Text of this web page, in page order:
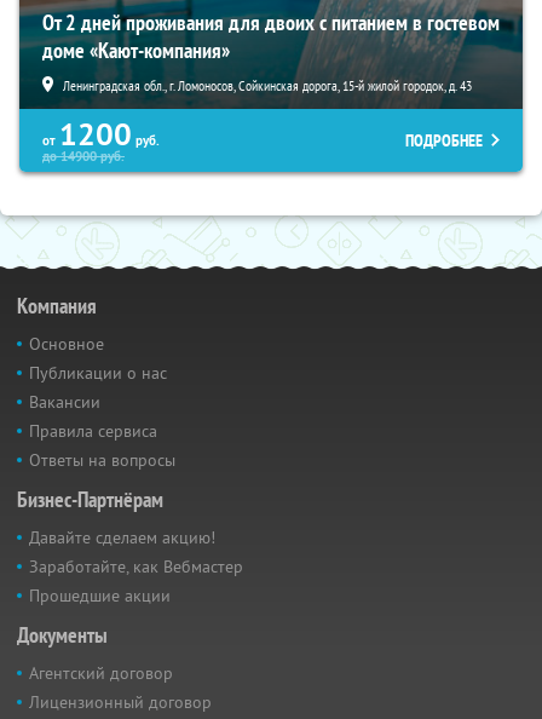
От 2 дней проживания для двоих с питанием в гостевом
доме «Кают-компания»
Ленинградская обл., г. Ломоносов, Сойкинская дорога, 15-й жилой городок, д. 43
от 1200 руб.
до14900руб.
ПОДРОБНЕЕ
Компания
Основное
Публикации о нас
Вакансии
Правила сервиса
Ответы на вопросы
Бизнес-Партнёрам
Давайте сделаем акцию!
Заработайте, как Вебмастер
Прошедшие акции
Документы
Агентский договор
Лицензионный договор